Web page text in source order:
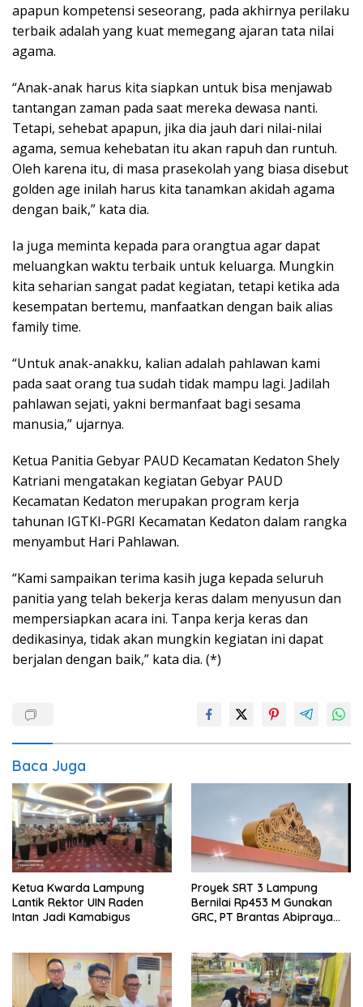
apapun kompetensi seseorang, pada akhirnya perilaku
terbaik adalah yang kuat memegang ajaran tata nilai
agama.
“Anak-anak harus kita siapkan untuk bisa menjawab
tantangan zaman pada saat mereka dewasa nanti.
Tetapi, sehebat apapun, jika dia jauh dari nilai-nilai
agama, semua kehebatan itu akan rapuh dan runtuh.
Oleh karena itu, di masa prasekolah yang biasa disebut
golden age inilah harus kita tanamkan akidah agama
dengan baik,” kata dia.
Ia juga meminta kepada para orangtua agar dapat
meluangkan waktu terbaik untuk keluarga. Mungkin
kita seharian sangat padat kegiatan, tetapi ketika ada
kesempatan bertemu, manfaatkan dengan baik alias
family time.
“Untuk anak-anakku, kalian adalah pahlawan kami
pada saat orang tua sudah tidak mampu lagi. Jadilah
pahlawan sejati, yakni bermanfaat bagi sesama
manusia,” ujarnya.
Ketua Panitia Gebyar PAUD Kecamatan Kedaton Shely
Katriani mengatakan kegiatan Gebyar PAUD
Kecamatan Kedaton merupakan program kerja
tahunan IGTKI-PGRI Kecamatan Kedaton dalam rangka
menyambut Hari Pahlawan.
“Kami sampaikan terima kasih juga kepada seluruh
panitia yang telah bekerja keras dalam menyusun dan
mempersiapkan acara ini. Tanpa kerja keras dan
dedikasinya, tidak akan mungkin kegiatan ini dapat
berjalan dengan baik,” kata dia. (*)
Baca Juga
Ketua Kwarda Lampung
Lantik Rektor UIN Raden
Intan Jadi Kamabigus
Proyek SRT 3 Lampung
Bernilai Rp453 M Gunakan
GRC, PT Brantas Abipraya